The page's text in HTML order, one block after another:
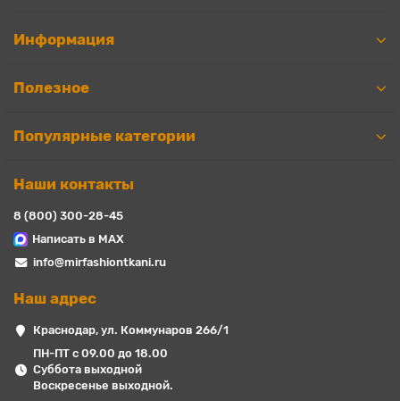
Информация
Полезное
Популярные категории
Наши контакты
8 (800) 300-28-45
Написать в MAX
info@mirfashiontkani.ru
Наш адрес
Краснодар, ул. Коммунаров 266/1
ПН-ПТ с 09.00 до 18.00
Суббота выходной
Воскресенье выходной.